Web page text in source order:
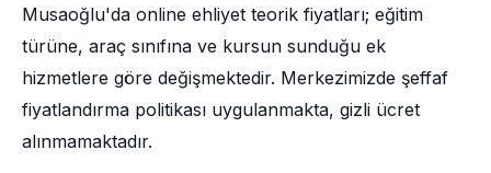
Musaoğlu'da online ehliyet teorik fiyatları; eğitim
türüne, araç sınıfına ve kursun sunduğu ek
hizmetlere göre değişmektedir. Merkezimizde şeffaf
fiyatlandırma politikası uygulanmakta, gizli ücret
alınmamaktadır.